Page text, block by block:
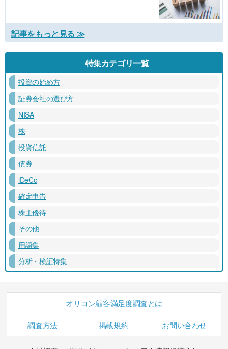
記事をもっと見る ≫
特集カテゴリ一覧
投資の始め方
証券会社の選び方
NISA
株
投資信託
債券
iDeCo
確定申告
株主優待
その他
用語集
分析・検証特集
オリコン顧客満足度調査とは
調査方法 掲載規約 お問い合わせ